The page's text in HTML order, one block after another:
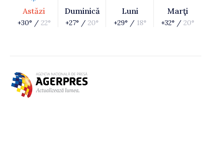
Astăzi
+30° / 22°
Duminică
+27° / 20°
Luni
+29° / 18°
Marţi
+32° / 20°